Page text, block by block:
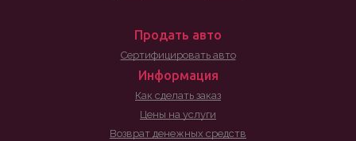
Продать авто
Сертифицировать авто
Информация
Как сделать заказ
Цены на услуги
Возврат денежных средств